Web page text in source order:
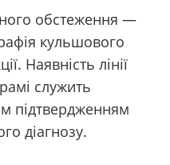
обстеження —
кульшового
Наявність лінії
служить
підтвердженням
діагнозу.